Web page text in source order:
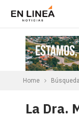
Home
La Dra.